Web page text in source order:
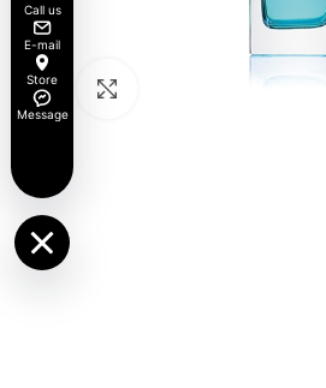
Call us
E-mail
Store
Message